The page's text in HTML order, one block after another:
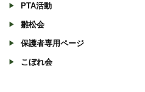
PTA活動
雛松会
保護者専用ページ
こぼれ会